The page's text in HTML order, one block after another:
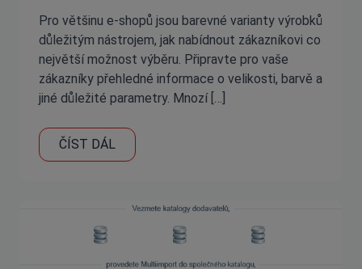
Pro většinu e-shopů jsou barevné varianty výrobků
důležitým nástrojem, jak nabídnout zákazníkovi co
největší možnost výběru. Připravte pro vaše
zákazníky přehledné informace o velikosti, barvě a
jiné důležité parametry. Mnozí […]
ČÍST DÁL